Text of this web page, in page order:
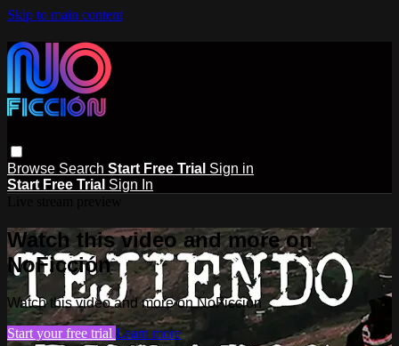
Skip to main content
Browse Search Start Free Trial Sign in
Start Free Trial Sign In
Watch this video and more on
NoFicción
Watch this video and more on NoFicción
Start your free trial Learn more